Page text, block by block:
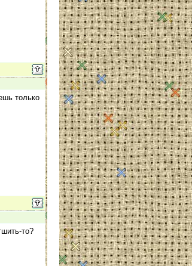
только
то?